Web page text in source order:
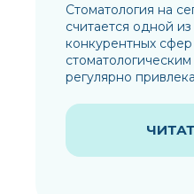
Стоматология на
считается одной
конкурентных
регулярно